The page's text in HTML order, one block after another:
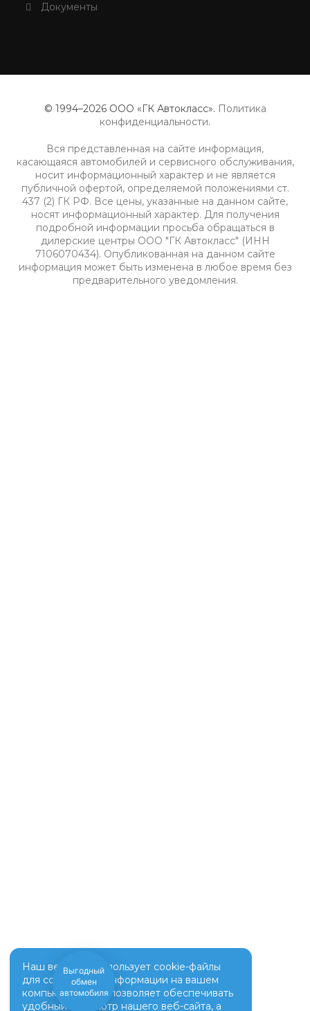
Документы
© 1994–2026 ООО «ГК Автокласс». Политика
конфиденциальности.
Вся представленная на сайте информация,
касающаяся автомобилей и сервисного обслуживания,
носит информационный характер и не является
публичной офертой, определяемой положениями ст.
437 (2) ГК РФ. Все цены, указанные на данном сайте,
носят информационный характер. Для получения
подробной информации просьба обращаться в
дилерские центры ООО "ГК Автокласс" (ИНН
7106070434). Опубликованная на данном сайте
информация может быть изменена в любое время без
предварительного уведомления.
Наш веб-сайт использует cookie-файлы
для сохранения информации на вашем
компьютере. Это позволяет обеспечивать
удобный просмотр нашего веб-сайта, а
Оценить
ваш
автомобиль?